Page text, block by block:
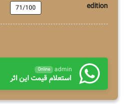
edition
71/100
admin
Online
استعلام قیمت این اثر